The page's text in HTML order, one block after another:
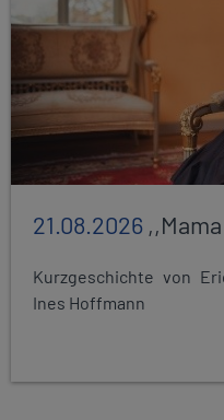
21.08.2026
Kurzgeschichte von
Ines Hoffmann